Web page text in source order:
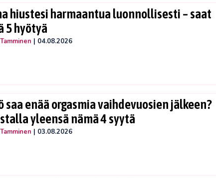
hiustesi harmaantua luonnollisesti – saat
5 hyötyä
| 04.08.2026
saa enää orgasmia vaihdevuosien jälkeen?
yleensä nämä 4 syytä
| 03.08.2026